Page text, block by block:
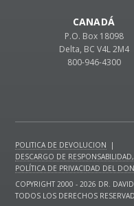
CANADÁ
P.O. Box 18098
Delta, BC V4L 2M4
800-946-4300
POLITICA DE DEVOLUCION
|
DESCARGO DE
POLÍTICA DE PRIVACIDAD DEL
COPYRIGHT 2000 - 2026 DR.
TODOS LOS DERECHOS